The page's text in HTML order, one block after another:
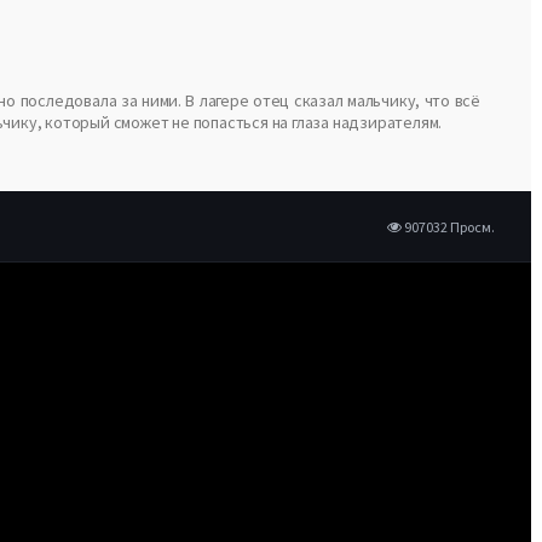
за ними. В лагере отец сказал мальчику, что всё
который сможет не попасться на глаза надзирателям.
907032 Просм.